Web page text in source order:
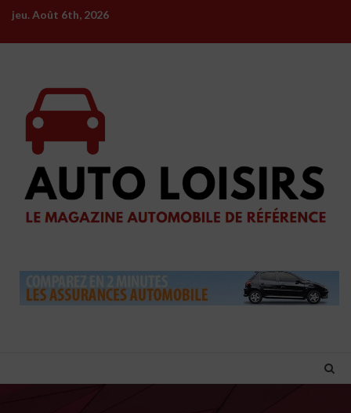
Skip
content
jeu. Août 6th, 2026